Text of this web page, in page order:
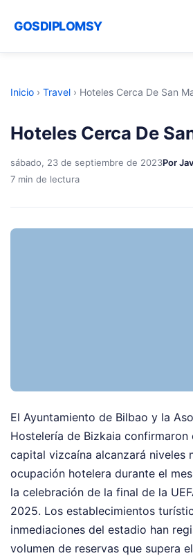
GOSDIPLOMSY
Inicio › Travel › Hoteles Cerca De San
Hoteles Cerca De
sábado, 23 de septiembre de 2023Por
7 min de lectura
El Ayuntamiento de Bilbao y la
Hostelería de Bizkaia confirmaron
capital vizcaína alcanzará niveles
ocupación hotelera durante el
la celebración de la final de la
2025. Los establecimientos
inmediaciones del estadio han
volumen de reservas que supera